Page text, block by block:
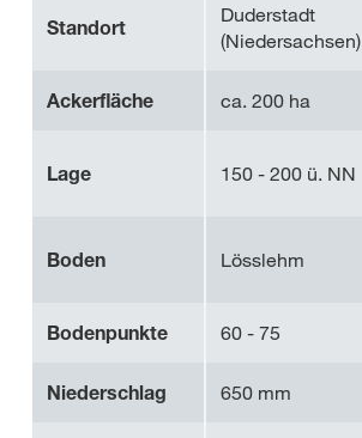
Standort
Duderstadt
(Niedersachsen)
Ackerfläche ca. 200 ha
Lage 150 - 200 ü. NN
Boden Lösslehm
Bodenpunkte 60 - 75
Niederschlag 650 mm